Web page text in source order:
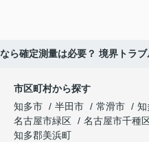
ら確定測量は必要？ 境界トラ
市区町村から探す
知多市
半田市 常滑市 知
名古屋市緑区
名古屋市千種
知多郡美浜町